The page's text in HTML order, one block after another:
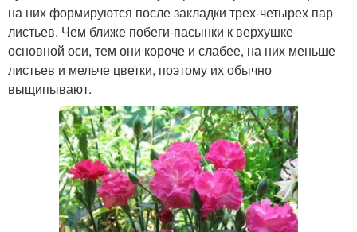
на них формируются после закладки трех-четырех пар
листьев. Чем ближе побеги-пасынки к верхушке
основной оси, тем они короче и слабее, на них меньше
листьев и мельче цветки, поэтому их обычно
выщипывают.